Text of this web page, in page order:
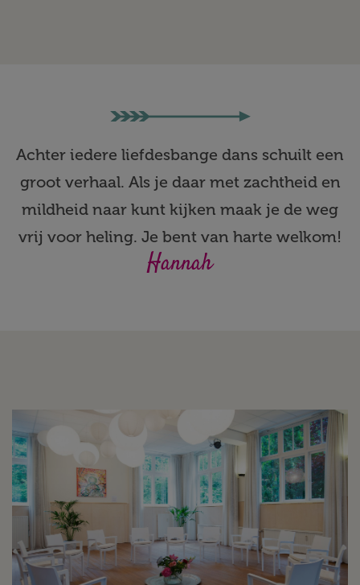
Achter iedere liefdesbange dans schuilt een
groot verhaal. Als je daar met zachtheid en
mildheid naar kunt kijken maak je de weg
vrij voor heling. Je bent van harte welkom!
Hannah